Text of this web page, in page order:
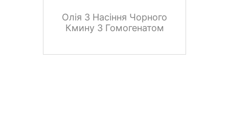
Олія З Насіння Чорного
Кмину З Гомогенатом